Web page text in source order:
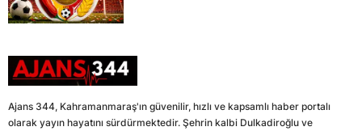
Ajans 344, Kahramanmaraş'ın güvenilir, hızlı ve kapsamlı haber portalı
olarak yayın hayatını sürdürmektedir. Şehrin kalbi Dulkadiroğlu ve